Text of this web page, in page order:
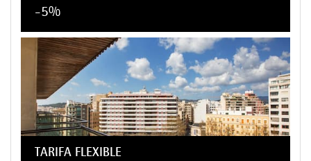
-5%
TARIFA FLEXIBLE